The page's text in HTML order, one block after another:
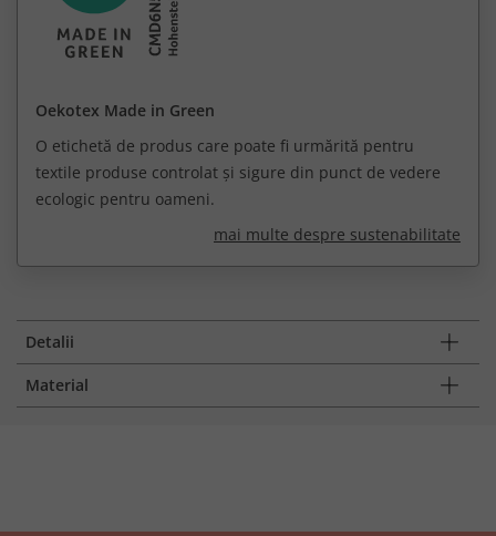
Oekotex Made in Green
O etichetă de produs care poate fi urmărită pentru
textile produse controlat și sigure din punct de vedere
ecologic pentru oameni.
mai multe despre sustenabilitate
Detalii
Material